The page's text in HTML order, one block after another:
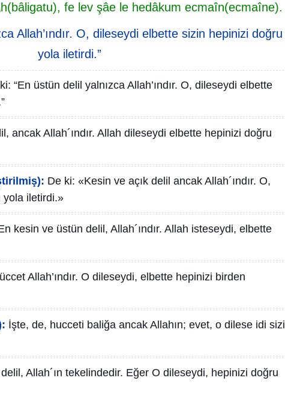
fe lev şâe le hedâkum ecmaîn(ecmaîne).
Allah’ındır. O, dileseydi elbette sizin hepinizi doğru
yola iletirdi.”
“En üstün delil yalnızca Allah’ındır. O, dileseydi elbette
ancak Allah´ındır. Allah dileseydi elbette hepinizi doğru
De ki: «Kesin ve açık delil ancak Allah´ındır. O,
yola iletirdi.»
kesin ve üstün delil, Allah´ındır. Allah isteseydi, elbette
Allah’ındır. O dileseydi, elbette hepinizi birden
İşte, de, hucceti baliğa ancak Allahın; evet, o dilese idi sizi
Allah´ın tekelindedir. Eğer O dileseydi, hepinizi doğru